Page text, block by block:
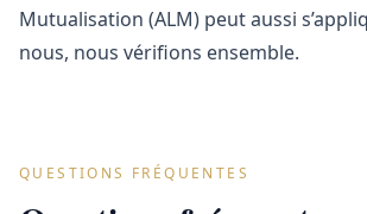
Mutualisation (ALM) peut aussi
nous, nous vérifions ensemble.
QUESTIONS FRÉQUENTES